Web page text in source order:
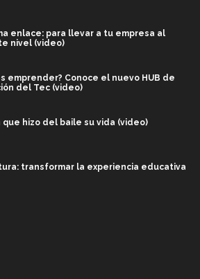
enlace: para llevar a tu empresa al
nivel (video)
emprender? Conoce el nuevo HUB de
del Tec (video)
que hizo del baile su vida (video)
transformar la experiencia educativa